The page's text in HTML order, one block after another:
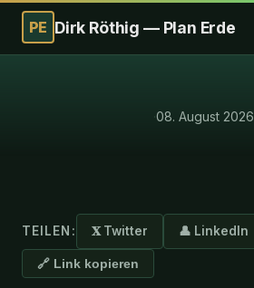
PE Dirk Röthig — Plan Erde
·08. August 2026
TEILEN: 𝐗 Twitter 👤 LinkedIn
🔗 Link kopieren